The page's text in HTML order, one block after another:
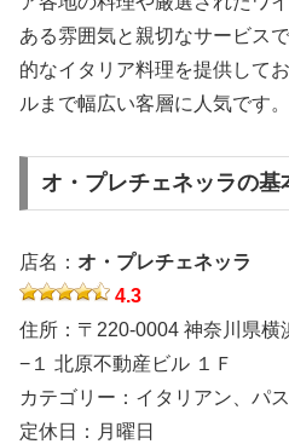
ある雰囲気と親切なサービス
的なイタリア料理を提供して
ルまで幅広い客層に人気です。
オ・プレチェネッラの基
店名： オ・プレチェネッラ
4.3
住所：〒220-0004 神奈川県横
−１ 北原不動産ビル １Ｆ
カテゴリー：イタリアン、パ
定休日：月曜日